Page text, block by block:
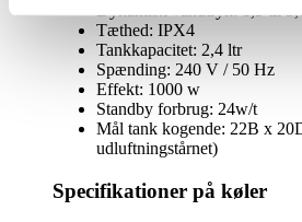
antal
Tæthed: IPX4
Tankkapacitet: 2,4 ltr
Spænding: 240 V / 50 Hz
Effekt: 1000 w
Standby forbrug: 24w/t
Mål tank kogende: 22B x
udluftningstårnet)
Specifikationer på køler